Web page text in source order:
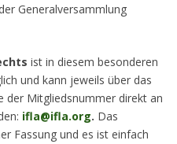
Generalversammlung
ist in diesem besonderen
und kann jeweils über das
der Mitgliedsnummer direkt an
ifla@ifla.org. Das
Fassung und es ist einfach